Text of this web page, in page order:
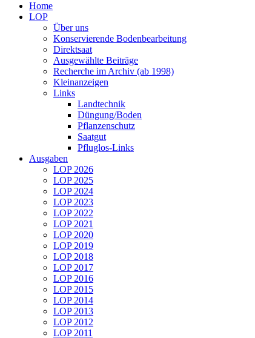
Home
LOP
Über uns
Konservierende Bodenbearbeitung
Direktsaat
Ausgewählte Beiträge
Recherche im Archiv (ab 1998)
Kleinanzeigen
Links
Landtechnik
Düngung/Boden
Pflanzenschutz
Saatgut
Pfluglos-Links
Ausgaben
LOP 2026
LOP 2025
LOP 2024
LOP 2023
LOP 2022
LOP 2021
LOP 2020
LOP 2019
LOP 2018
LOP 2017
LOP 2016
LOP 2015
LOP 2014
LOP 2013
LOP 2012
LOP 2011